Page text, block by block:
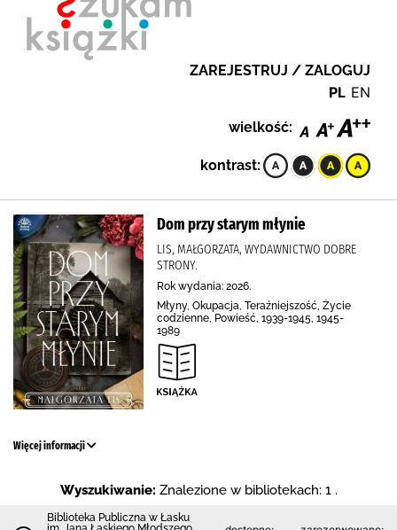
ZAREJESTRUJ / ZALOGUJ
PL EN
wielkość:
kontrast:
Dom przy starym młynie
LIS, MAŁGORZATA, WYDAWNICTWO DOBRE
STRONY.
Rok wydania: 2026.
Młyny, Okupacja, Teraźniejszość, Życie
codzienne, Powieść, 1939-1945, 1945-
1989
Więcej informacji
Wyszukiwanie: Znalezione w bibliotekach: 1 .
Biblioteka Publiczna w Łasku